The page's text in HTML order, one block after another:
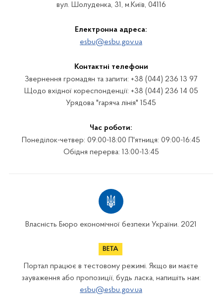
вул. Шолуденка, 31, м.Київ, 04116
Електронна адреса:
esbu@esbu.gov.ua
Контактні телефони
Звернення громадян та запити: +38 (044) 236 13 97
Щодо вхідної кореспонденції: +38 (044) 236 14 05
Урядова "гаряча лінія" 1545
Час роботи:
Понеділок-четвер: 09:00-18:00 П'ятниця: 09:00-16:45
Обідня перерва: 13:00-13:45
Власність Бюро економічної безпеки України. 2021
Портал працює в тестовому режимі. Якщо ви маєте
зауваження або пропозиції, будь ласка, напишіть нам:
esbu@esbu.gov.ua